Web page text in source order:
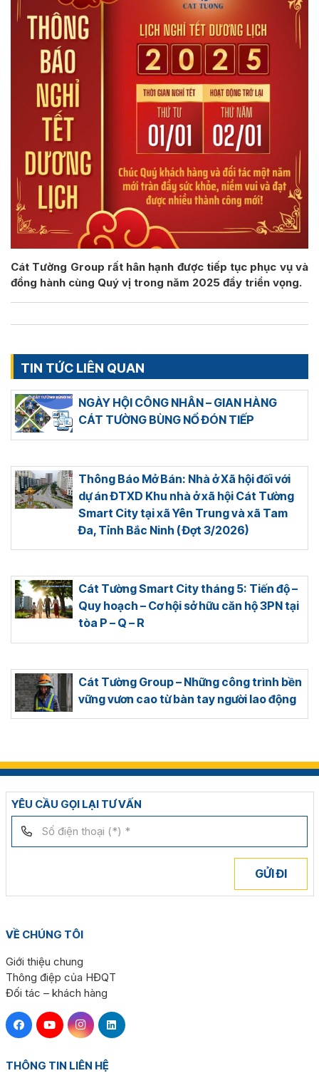
Cát Tường Group rất hân hạnh được tiếp tục phục vụ và
đồng hành cùng Quý vị trong năm 2025 đầy triển vọng.
TIN TỨC LIÊN QUAN
NGÀY HỘI CÔNG NHÂN – GIAN HÀNG
CÁT TƯỜNG BÙNG NỔ ĐÓN TIẾP
Thông Báo Mở Bán: Nhà ở Xã hội đối với
dự án ĐTXD Khu nhà ở xã hội Cát Tường
Smart City tại xã Yên Trung và xã Tam
Đa, Tỉnh Bắc Ninh ( Đợt 3/2026)
Cát Tường Smart City tháng 5: Tiến độ –
Quy hoạch – Cơ hội sở hữu căn hộ 3PN tại
tòa P – Q – R
Cát Tường Group – Những công trình bền
vững vươn cao từ bàn tay người lao động
YÊU CẦU GỌI LẠI TƯ VẤN
GỬI ĐI
VỀ CHÚNG TÔI
Giới thiệu chung
Thông điệp của HĐQT
Đối tác – khách hàng
THÔNG TIN LIÊN HỆ